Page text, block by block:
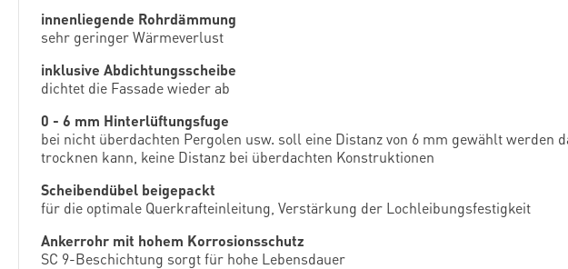
innenliegende Rohrdämmung
sehr geringer Wärmeverlust
inklusive Abdichtungsscheibe
dichtet die Fassade wieder ab
0 - 6 mm Hinterlüftungsfuge
bei nicht überdachten Pergolen usw. soll eine Distanz von 6 mm gewählt werden
trocknen kann, keine Distanz bei überdachten Konstruktionen
Scheibendübel beigepackt
für die optimale Querkrafteinleitung, Verstärkung der Lochleibungsfestigkeit
Ankerrohr mit hohem Korrosionsschutz
SC 9-Beschichtung sorgt für hohe Lebensdauer